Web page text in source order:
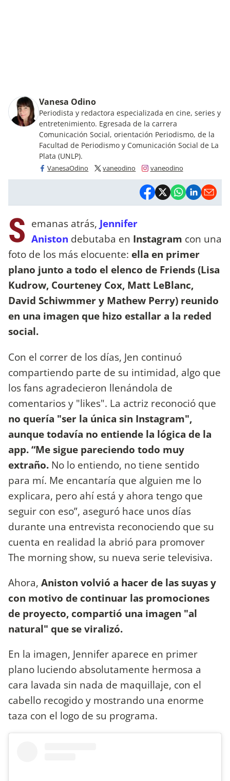
Vanesa Odino
Periodista y redactora especializada en cine, series y
entretenimiento. Egresada de la carrera
Comunicación Social, orientación Periodismo, de la
Facultad de Periodismo y Comunicación Social de La
Plata (UNLP).
VanesaOdino vaneodino vaneodino
S emanas atrás, Jennifer
Aniston debutaba en Instagram con una
foto de los más elocuente: ella en primer
plano junto a todo el elenco de Friends (Lisa
Kudrow, Courteney Cox, Matt LeBlanc,
David Schiwmmer y Mathew Perry) reunido
en una imagen que hizo estallar a la reded
social.
Con el correr de los días, Jen continuó
compartiendo parte de su intimidad, algo que
los fans agradecieron llenándola de
comentarios y "likes". La actriz reconoció que
no quería "ser la única sin Instagram",
aunque todavía no entiende la lógica de la
app. “Me sigue pareciendo todo muy
extraño. No lo entiendo, no tiene sentido
para mí. Me encantaría que alguien me lo
explicara, pero ahí está y ahora tengo que
seguir con eso”, aseguró hace unos días
durante una entrevista reconociendo que su
cuenta en realidad la abrió para promover
The morning show, su nueva serie televisiva.
Ahora, Aniston volvió a hacer de las suyas y
con motivo de continuar las promociones
de proyecto, compartió una imagen "al
natural" que se viralizó.
En la imagen, Jennifer aparece en primer
plano luciendo absolutamente hermosa a
cara lavada sin nada de maquillaje, con el
cabello recogido y mostrando una enorme
taza con el logo de su programa.